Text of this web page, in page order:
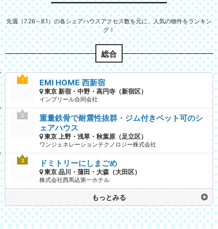
先週（7.26～8.1）の各シェアハウスアクセス数を元に、人気の物件をランキン
グ！
総合
EMI HOME 西新宿
東京 新宿・中野・高円寺（新宿区）
インプリール合同会社
重量鉄骨で耐震性抜群・ジム付きペット可のシ
ェアハウス
東京 上野・浅草・秋葉原（足立区）
ワンジェネレーションテクノロジー株式会社
ドミトリーにしまごめ
東京 品川・蒲田・大森（大田区）
株式会社西馬込第一ホテル
もっとみる